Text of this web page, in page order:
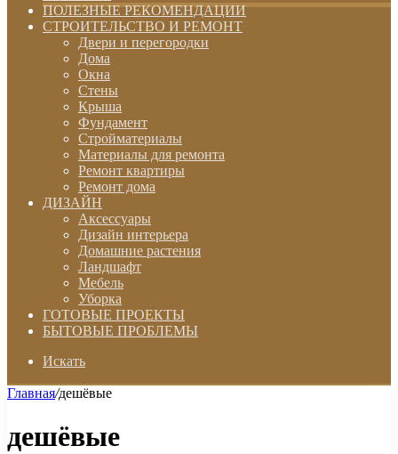
ПОЛЕЗНЫЕ РЕКОМЕНДАЦИИ
СТРОИТЕЛЬСТВО И РЕМОНТ
Двери и перегородки
Дома
Окна
Стены
Крыша
Фундамент
Стройматериалы
Материалы для ремонта
Ремонт квартиры
Ремонт дома
ДИЗАЙН
Аксессуары
Дизайн интерьера
Домашние растения
Ландшафт
Мебель
Уборка
ГОТОВЫЕ ПРОЕКТЫ
БЫТОВЫЕ ПРОБЛЕМЫ
Искать
Главная/дешёвые
дешёвые